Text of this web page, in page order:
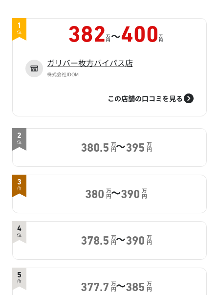
1
位 382 万
円 ～400 万
円
ガリバー枚方バイパス店
株式会社IDOM
この店舗の口コミを見る
2
位
380.5 万
円～395 万
円
3
位
380 万
円～390 万
円
4
位
378.5 万
円～390 万
円
5
位
377.7 万
円～385 万
円